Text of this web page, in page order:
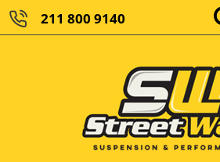
211 800 9140
ΚΑΘΑΡΌ